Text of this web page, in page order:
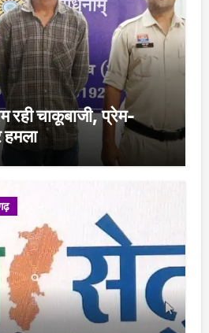
रही चाकूबाजी, प्रेम-